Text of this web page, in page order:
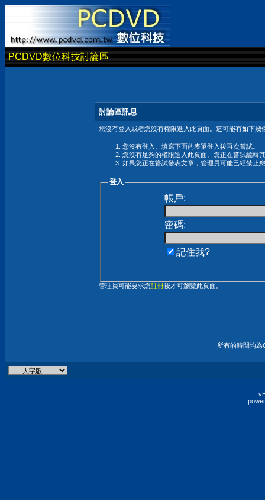
PCDVD數位科技討論區
討論區訊息
您沒有登入或者您沒有權限進入此頁面。這可能有如下幾
您沒有登入。填寫下面的表單登入後再次嘗試。
您沒有足夠的權限進入此頁面。您正在嘗試編輯
如果您正在嘗試發表文章，管理員可能已經禁止
登入
帳戶:
密碼:
記住我?
管理員可能要求您註冊後才可瀏覽此頁面。
所有的時間均為